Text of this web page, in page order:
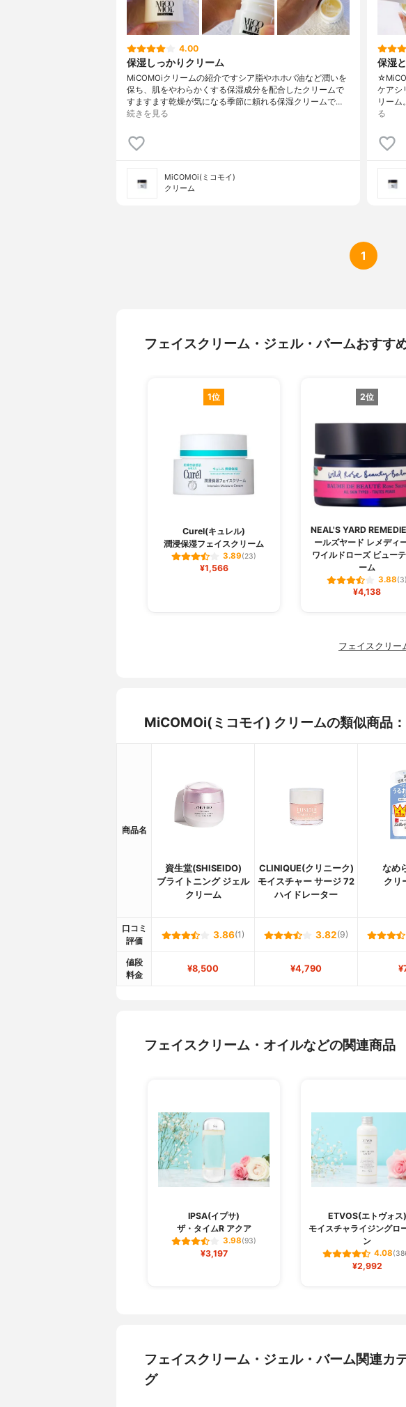
4.00
保湿しっかりクリーム
MiCOMOiクリームの紹介ですシア脂やホホバ油など潤いを
保ち、肌をやわらかくする保湿成分を配合したクリームで
すますます乾燥が気になる季節に頼れる保湿クリームで…
続きを見る
MiCOMOi(ミコモイ)
クリーム
保湿
ケアシ
リーム
る
1
フェイスクリーム・ジェル・バームおすす
1位
Curel(キュレル)
潤浸保湿フェイスクリーム
3.89(23)
¥1,566
2位
NEAL'S YARD
ールズヤード レメディ
ワイルドローズ ビュー
ーム
3.88(3)
¥4,138
フェイスクリー
MiCOMOi(ミコモイ) クリームの類似商品
商品名
資生堂(SHISEIDO)
ブライトニング ジェル
クリーム
CLINIQUE(クリニーク)
モイスチャー サージ 72
ハイドレーター
なめ
クリ
口コミ
評価
3.86(1) 3.82(9)
値段
料金
¥8,500 ¥4,790
フェイスクリーム・オイルなどの関連商品
IPSA(イプサ)
ザ・タイムR アクア
3.98(93)
¥3,197
ETVOS(エトヴォス)
モイスチャライジングロ
ン
4.08
¥2,992
フェイスクリーム・ジェル・バーム関連カ
グ